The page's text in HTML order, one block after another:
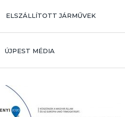
ELSZÁLLÍTOTT JÁRMŰVEK
ÚJPEST MÉDIA